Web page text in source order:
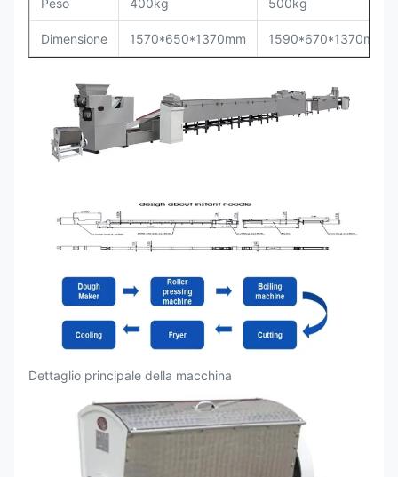
Peso 400kg 500kg
Dimensione 1570*650*1370mm 1590*670*1370mm
Dettaglio principale della macchina